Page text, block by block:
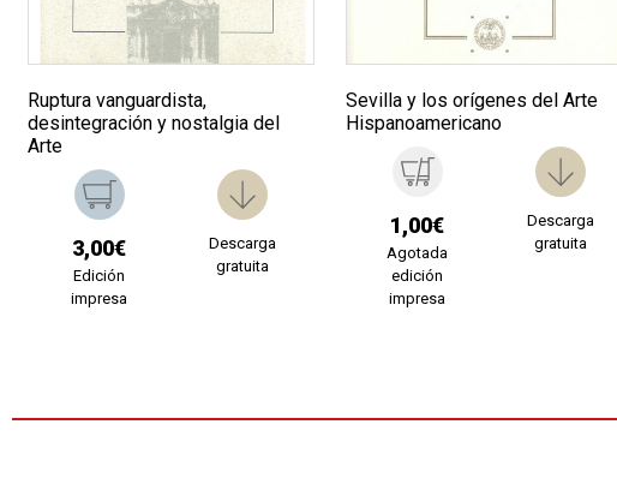
Ruptura vanguardista,
desintegración y nostalgia del
Arte
3,00€
Edición
impresa
Descarga
gratuita
Sevilla y los orígenes del Arte
Hispanoamericano
1,00€
Agotada
edición
impresa
Descarga
gratuita